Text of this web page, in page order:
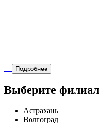
Подробнее
Выберите филиал
Астрахань
Волгоград